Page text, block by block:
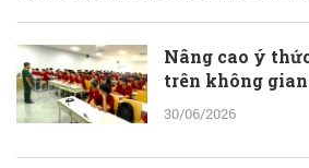
Nâng cao ý
trên không
30/06/2026